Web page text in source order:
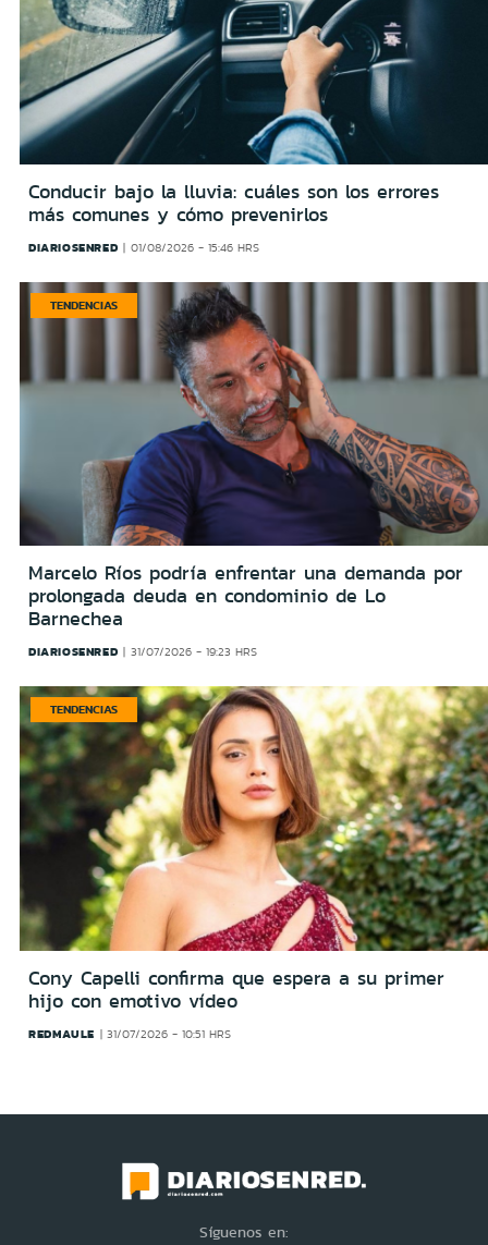
Conducir bajo la lluvia: cuáles son los errores
más comunes y cómo prevenirlos
DIARIOSENRED 01/08/2026 - 15:46 HRS
TENDENCIAS
Marcelo Ríos podría enfrentar una demanda por
prolongada deuda en condominio de Lo
Barnechea
DIARIOSENRED 31/07/2026 - 19:23 HRS
TENDENCIAS
Cony Capelli confirma que espera a su primer
hijo con emotivo vídeo
REDMAULE 31/07/2026 - 10:51 HRS
Síguenos en: